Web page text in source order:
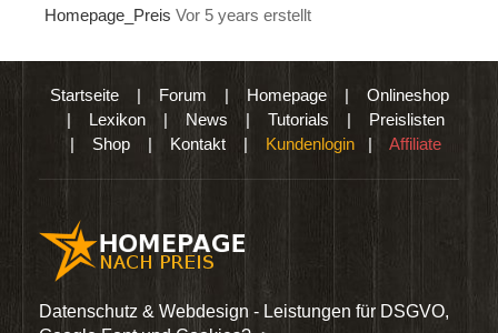
Homepage_Preis Vor 5 years erstellt
Startseite| Forum | Homepage| Onlineshop
| Lexikon | News | Tutorials | Preislisten
| Shop | Kontakt | Kundenlogin | Affiliate
Datenschutz & Webdesign - Leistungen für DSGVO,